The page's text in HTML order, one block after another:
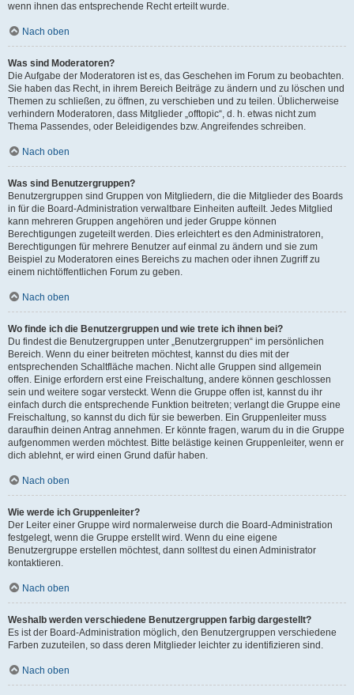
wenn ihnen das entsprechende Recht erteilt wurde.
Nach oben
Was sind Moderatoren?
Die Aufgabe der Moderatoren ist es, das Geschehen im Forum zu beobachten.
Sie haben das Recht, in ihrem Bereich Beiträge zu ändern und zu löschen und
Themen zu schließen, zu öffnen, zu verschieben und zu teilen. Üblicherweise
verhindern Moderatoren, dass Mitglieder „offtopic“, d. h. etwas nicht zum
Thema Passendes, oder Beleidigendes bzw. Angreifendes schreiben.
Nach oben
Was sind Benutzergruppen?
Benutzergruppen sind Gruppen von Mitgliedern, die die Mitglieder des Boards
in für die Board-Administration verwaltbare Einheiten aufteilt. Jedes Mitglied
kann mehreren Gruppen angehören und jeder Gruppe können
Berechtigungen zugeteilt werden. Dies erleichtert es den Administratoren,
Berechtigungen für mehrere Benutzer auf einmal zu ändern und sie zum
Beispiel zu Moderatoren eines Bereichs zu machen oder ihnen Zugriff zu
einem nichtöffentlichen Forum zu geben.
Nach oben
Wo finde ich die Benutzergruppen und wie trete ich ihnen bei?
Du findest die Benutzergruppen unter „Benutzergruppen“ im persönlichen
Bereich. Wenn du einer beitreten möchtest, kannst du dies mit der
entsprechenden Schaltfläche machen. Nicht alle Gruppen sind allgemein
offen. Einige erfordern erst eine Freischaltung, andere können geschlossen
sein und weitere sogar versteckt. Wenn die Gruppe offen ist, kannst du ihr
einfach durch die entsprechende Funktion beitreten; verlangt die Gruppe eine
Freischaltung, so kannst du dich für sie bewerben. Ein Gruppenleiter muss
daraufhin deinen Antrag annehmen. Er könnte fragen, warum du in die Gruppe
aufgenommen werden möchtest. Bitte belästige keinen Gruppenleiter, wenn er
dich ablehnt, er wird einen Grund dafür haben.
Nach oben
Wie werde ich Gruppenleiter?
Der Leiter einer Gruppe wird normalerweise durch die Board-Administration
festgelegt, wenn die Gruppe erstellt wird. Wenn du eine eigene
Benutzergruppe erstellen möchtest, dann solltest du einen Administrator
kontaktieren.
Nach oben
Weshalb werden verschiedene Benutzergruppen farbig dargestellt?
Es ist der Board-Administration möglich, den Benutzergruppen verschiedene
Farben zuzuteilen, so dass deren Mitglieder leichter zu identifizieren sind.
Nach oben